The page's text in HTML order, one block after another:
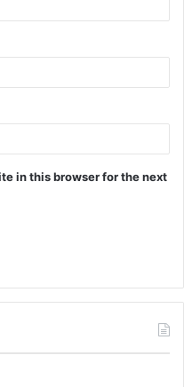
in this browser for the next